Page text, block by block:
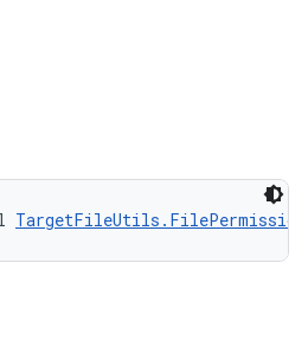
TargetFileUtils.FilePermission